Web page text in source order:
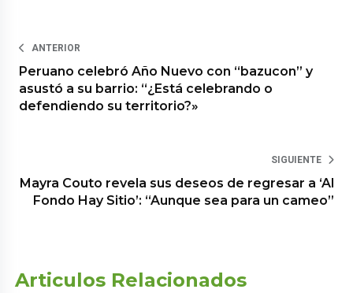
ANTERIOR
Peruano celebró Año Nuevo con “bazucon” y
asustó a su barrio: “¿Está celebrando o
defendiendo su territorio?»
SIGUIENTE
Mayra Couto revela sus deseos de regresar a ‘Al
Fondo Hay Sitio’: “Aunque sea para un cameo”
Articulos Relacionados